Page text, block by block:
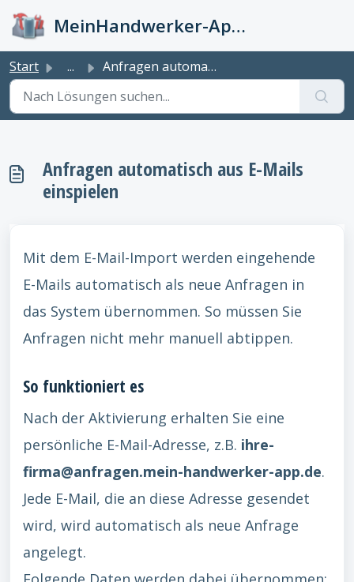
MeinHandwerker-App Info-Kiste
Start ... Anfragen automatisch aus E-Mails einspielen
Anfragen automatisch aus E-Mails
einspielen
Mit dem E-Mail-Import werden eingehende
E-Mails automatisch als neue Anfragen in
das System übernommen. So müssen Sie
Anfragen nicht mehr manuell abtippen.
So funktioniert es
Nach der Aktivierung erhalten Sie eine
persönliche E-Mail-Adresse, z.B. ihre-
firma@anfragen.mein-handwerker-app.de.
Jede E-Mail, die an diese Adresse gesendet
wird, wird automatisch als neue Anfrage
angelegt.